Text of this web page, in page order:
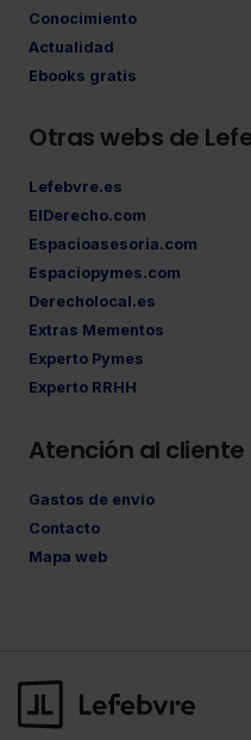
Conocimiento
Actualidad
Ebooks gratis
Otras webs de
Lefebvre.es
ElDerecho.com
Espacioasesoria.com
Espaciopymes.com
Derecholocal.es
Extras Mementos
Experto Pymes
Experto RRHH
Atención al cliente
Gastos de envío
Contacto
Mapa web